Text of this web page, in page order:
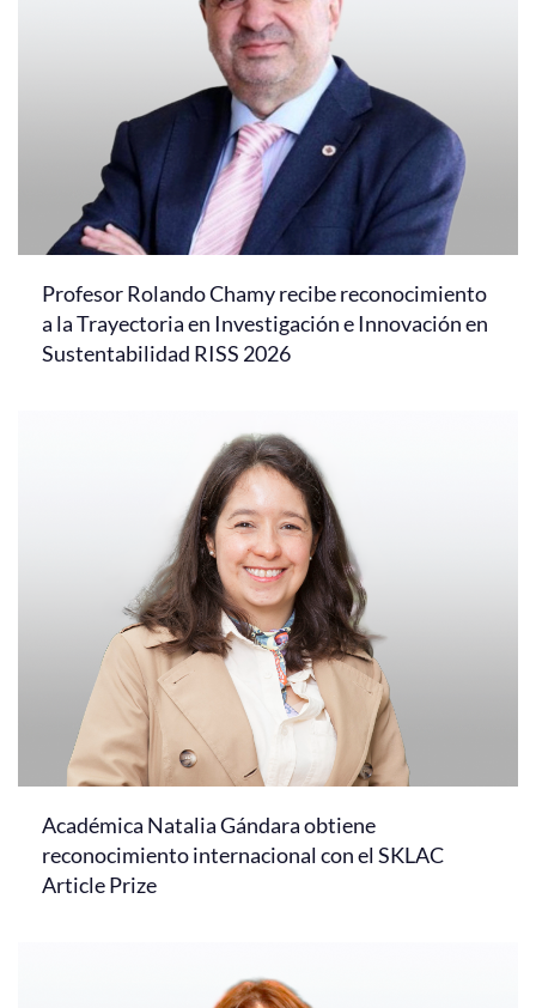
Profesor Rolando Chamy recibe reconocimiento
a la Trayectoria en Investigación e Innovación en
Sustentabilidad RISS 2026
Académica Natalia Gándara obtiene
reconocimiento internacional con el SKLAC
Article Prize